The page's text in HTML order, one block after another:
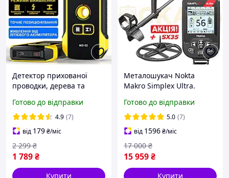
Детектор прихованої
проводки, дерева та
Готово до відправки
4.9 (7)
від 179₴/міс
1 789₴
2 299 ₴
Купити
Металошукач Nokta
Makro Simplex Ultra.
в подарунок! Захист IP68.
Металодетектор Нокта
Ультра
Готово до відправки
5.0 (7)
від 1596₴/міс
15 959₴
17 000 ₴
Купити